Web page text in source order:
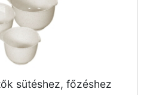
sütéshez, főzéshez